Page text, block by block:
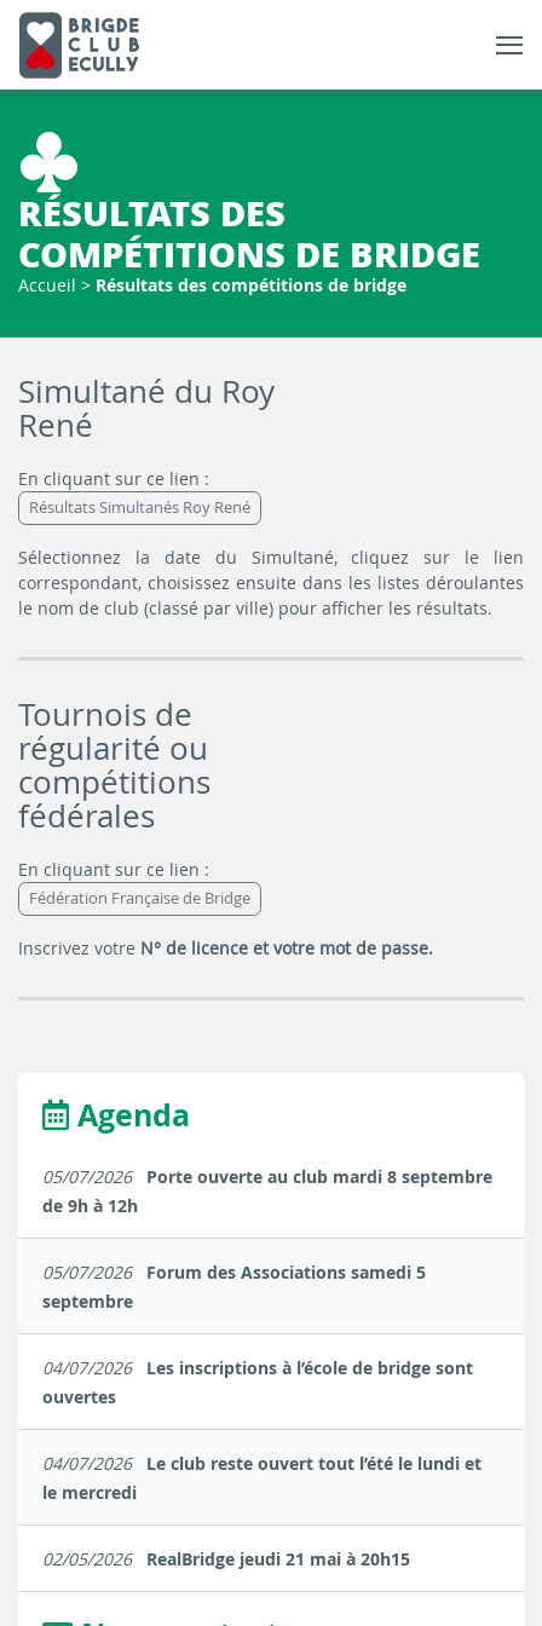
RÉSULTATS DES
COMPÉTITIONS DE BRIDGE
Accueil > Résultats des compétitions de bridge
Simultané du Roy
René
En cliquant sur ce lien :
Résultats Simultanés Roy René
Sélectionnez la date du Simultané, cliquez sur le lien
correspondant, choisissez ensuite dans les listes déroulantes
le nom de club (classé par ville) pour afficher les résultats.
Tournois de
régularité ou
compétitions
fédérales
En cliquant sur ce lien :
Fédération Française de Bridge
Inscrivez votre N° de licence et votre mot de passe.
Agenda
05/07/2026
Porte ouverte au club mardi 8 septembre
de 9h à 12h
05/07/2026
Forum des Associations samedi 5
septembre
04/07/2026
Les inscriptions à l’école de bridge sont
ouvertes
04/07/2026
Le club reste ouvert tout l’été le lundi et
le mercredi
02/05/2026 RealBridge jeudi 21 mai à 20h15